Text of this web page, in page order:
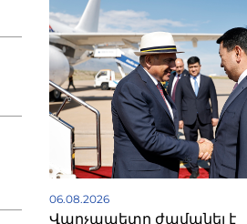
06.08.2026
Վարչապետը ժամանել է